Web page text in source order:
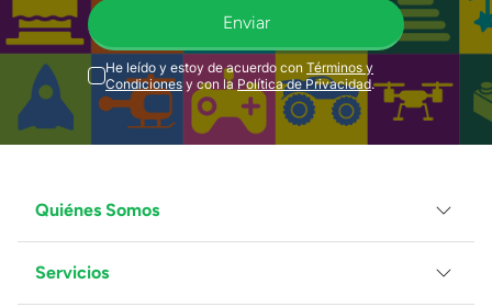
Enviar
He leído y estoy de acuerdo con Términos y
Condiciones y con la Política de Privacidad.
Quiénes Somos
Grupo Juguetron
Servicios